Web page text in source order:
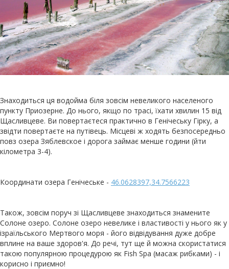
Знаходиться ця водойма біля зовсім невеликого населеного
пункту Приозерне. До нього, якщо по трасі, їхати хвилин 15 від
Щасливцеве. Ви повертаєтеся практично в Генічеську Гірку, а
звідти повертаєте на путівець. Місцеві ж ходять безпосередньо
повз озера Зяблевское і дорога займає менше години (йти
кілометра 3-4).
Координати озера Генічеське - 46.0628397,34.7566223
Також, зовсім поруч зі Щасливцеве знаходиться знамените
Солоне озеро. Солоне озеро невелике і властивості у нього як у
ізраїльського Мертвого моря - його відвідування дуже добре
вплине на ваше здоров'я. До речі, тут ще й можна скористатися
такою популярною процедурою як Fish Spa (масаж рибками) - і
корисно і приємно!